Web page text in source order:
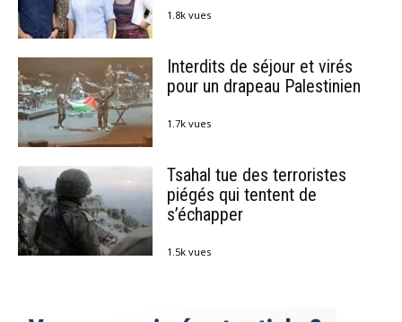
1.8k vues
Interdits de séjour et virés
pour un drapeau Palestinien
1.7k vues
Tsahal tue des terroristes
piégés qui tentent de
s’échapper
1.5k vues